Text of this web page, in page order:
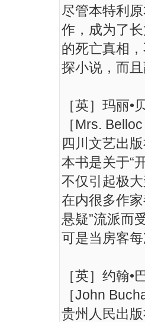
尽管本特利
作，成为了
的死亡真相
探小说，而且
［英］玛丽
［Mrs.
四川文艺出
本书是关于“
不仅引起极
在内很多作
悬疑”流派而
可是当房客
［英］约翰
［John
贵州人民出